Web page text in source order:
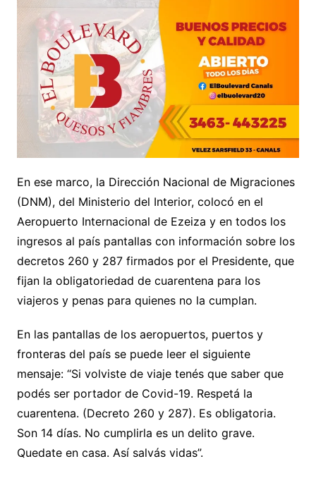
En ese marco, la Dirección Nacional de Migraciones
(DNM), del Ministerio del Interior, colocó en el
Aeropuerto Internacional de Ezeiza y en todos los
ingresos al país pantallas con información sobre los
decretos 260 y 287 firmados por el Presidente, que
fijan la obligatoriedad de cuarentena para los
viajeros y penas para quienes no la cumplan.
En las pantallas de los aeropuertos, puertos y
fronteras del país se puede leer el siguiente
mensaje: “Si volviste de viaje tenés que saber que
podés ser portador de Covid-19. Respetá la
cuarentena. (Decreto 260 y 287). Es obligatoria.
Son 14 días. No cumplirla es un delito grave.
Quedate en casa. Así salvás vidas”.